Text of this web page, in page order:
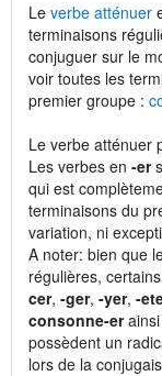
Le verbe atténuer
terminaisons
conjuguer sur le
voir toutes les
premier groupe :
Le verbe atténuer
Les verbes en -er
qui est
terminaisons du
variation, ni
A noter: bien que
régulières,
cer, -ger, -yer, -
consonne-erainsi
possèdent un
lors de la